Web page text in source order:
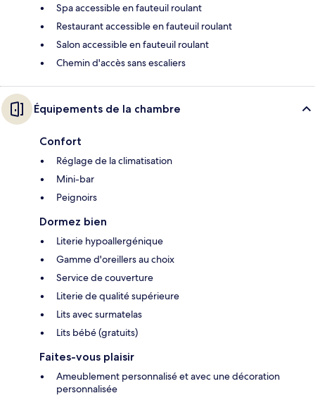
Spa accessible en fauteuil roulant
Restaurant accessible en fauteuil roulant
Salon accessible en fauteuil roulant
Chemin d'accès sans escaliers
Équipements de la chambre
Confort
Réglage de la climatisation
Mini-bar
Peignoirs
Dormez bien
Literie hypoallergénique
Gamme d'oreillers au choix
Service de couverture
Literie de qualité supérieure
Lits avec surmatelas
Lits bébé (gratuits)
Faites-vous plaisir
Ameublement personnalisé et avec une décoration
personnalisée